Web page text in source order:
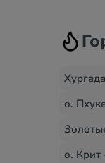
Хургада
о.
о. Крит